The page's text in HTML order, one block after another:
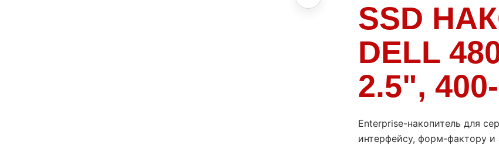
SSD
DELL
2.5",
Enterprise-накопитель для
интерфейсу, форм-фактору и